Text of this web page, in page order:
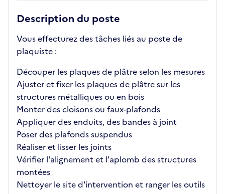
Description du poste
Vous effecturez des tâches liés au poste de
plaquiste :
Découper les plaques de plâtre selon les mesures
Ajuster et fixer les plaques de plâtre sur les
structures métalliques ou en bois
Monter des cloisons ou faux-plafonds
Appliquer des enduits, des bandes à joint
Poser des plafonds suspendus
Réaliser et lisser les joints
Vérifier l'alignement et l'aplomb des structures
montées
Nettoyer le site d'intervention et ranger les outils